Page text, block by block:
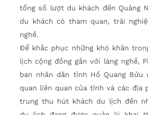
tổng số lượt du khách đến Quảng
du khách có tham quan, trải
nghề.
Để khắc phục những khó khăn
lịch cộng đồng gắn với làng nghề,
ban nhân dân tỉnh Hồ Quang Bửu
quan liên quan của tỉnh và các địa
trung thu hút khách du lịch đến